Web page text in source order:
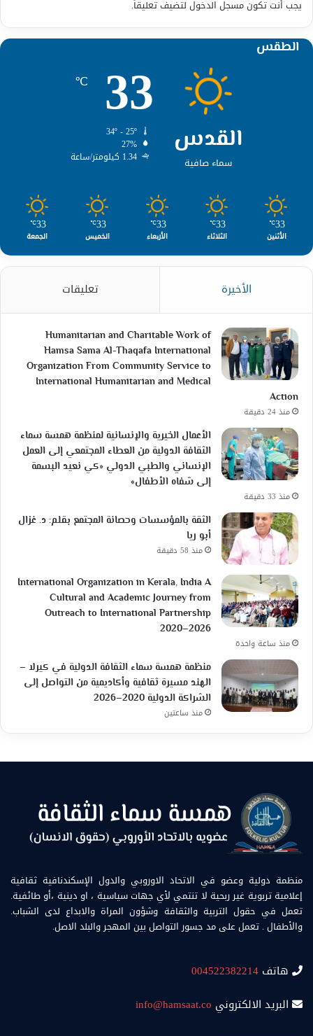
يجب أنت تكونمسجل الدخول لتضيف تعليقاً.
الطقس
القدس
سماء صافية
33
℃
27%
1.34 كيلومتر/ساعة
33
℃
الأثنين
33
℃
الثلاثاء
33
℃
الأربعاء
33
℃
الخميس
33
℃
الجمعة
الأخيرة تعليقات
Humanitarian and Charitable Work of
Hamsa Sama Al-Thaqafa International
Organization From Community Service to
International Humanitarian and Medical
Action
منذ 24 دقيقة
الأعمال الخيرية والإنسانية لمنظمة همسة سماء
الثقافة الدولية من العطاء المجتمعي إلى العمل
الإنساني والطبي الدولي «كي نعيد البسمة
إلى شفاه الأطفال»
منذ 33 دقيقة
الثقة بالمؤسسات وحصانة المجتمع بقلم: د. غزال
أبو ريا
منذ 58 دقيقة
International Organization in Kerala, India A
Cultural and Academic Journey from
Outreach to International Partnership
2020–2026
منذ ساعة واحدة
منظمة همسة سماء الثقافة الدولية في كيرلا –
الهند مسيرة ثقافية وأكاديمية من التواصل إلى
الشراكة الدولية 2020–2026
منذ ساعتين
منظمة دولية وعضو في الاتحاد الاوروبي والدول الإسكندنافية ثقافية
إعلامية تربوية غير ربحية لا تنتمي لأي جهات سياسية ، او دينية ،أو طائفية.
تعمل في حقول التربية والثقافة وشؤون المراة والابداع لدى الشباب.
والأطفال . تعمل على مد جسور التواصل بين المهجر والبلد الاصل.
هاتف 004522382214
البريد الالكتروني info@hamsaat.co